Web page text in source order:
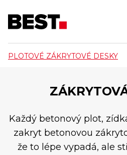
PLOTOVÉ ZÁKRYTOVÉ DESKY
Každý betonový plot,
zakryt betonovou
že to lépe vypadá, ale